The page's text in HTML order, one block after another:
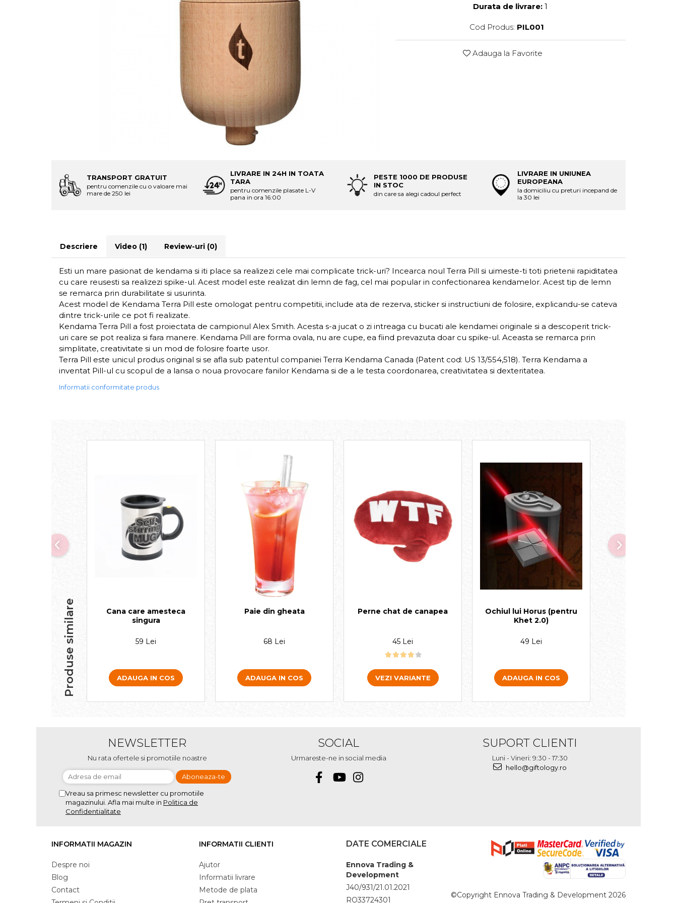
Durata de livrare: 1
Cod Produs: PIL001
Adauga la Favorite
TRANSPORT GRATUIT
pentru comenzile cu o valoare mai
mare de 250 lei
LIVRARE IN 24H IN TOATA
TARA
pentru comenzile plasate L-V
pana in ora 16:00
PESTE 1000 DE PRODUSE
IN STOC
din care sa alegi cadoul perfect
LIVRARE IN UNIUNEA
EUROPEANA
la domiciliu cu preturi incepand de
la 30 lei
Descriere Video (1) Review-uri (0)
Esti un mare pasionat de kendama si iti place sa realizezi cele mai complicate trick-uri? Incearca noul Terra Pill si uimeste-ti toti prietenii rapiditatea
cu care reusesti sa realizezi spike-ul. Acest model este realizat din lemn de fag, cel mai popular in confectionarea kendamelor. Acest tip de lemn
se remarca prin durabilitate si usurinta.
Acest model de Kendama Terra Pill este omologat pentru competitii, include ata de rezerva, sticker si instructiuni de folosire, explicandu-se cateva
dintre trick-urile ce pot fi realizate.
Kendama Terra Pill a fost proiectata de campionul Alex Smith. Acesta s-a jucat o zi intreaga cu bucati ale kendamei originale si a descoperit trick-
uri care se pot realiza si fara manere. Kendama Pill are forma ovala, nu are cupe, ea fiind prevazuta doar cu spike-ul. Aceasta se remarca prin
simplitate, creativitate si un mod de folosire foarte usor.
Terra Pill este unicul produs original si se afla sub patentul companiei Terra Kendama Canada (Patent cod: US 13/554,518). Terra Kendama a
inventat Pill-ul cu scopul de a lansa o noua provocare fanilor Kendama si de a le testa coordonarea, creativitatea si dexteritatea.
Informatii conformitate produs
Produse similare
Cana care amesteca
singura
59 Lei
ADAUGA IN COS
Paie din gheata
68 Lei
ADAUGA IN COS
Perne chat de canapea
45 Lei
VEZI VARIANTE
Ochiul lui Horus (pentru
Khet 2.0)
49 Lei
ADAUGA IN COS
NEWSLETTER
Nu rata ofertele si promotiile noastre
Vreau sa primesc newsletter cu promotiile
magazinului. Afla mai multe in Politica de
Confidentialitate
SOCIAL
Urmareste-ne in social media
SUPORT CLIENTI
Luni - Vineri: 9:30 - 17:30
hello@giftology.ro
INFORMATII MAGAZIN
Despre noi
Blog
Contact
INFORMATII CLIENTI
Ajutor
Informatii livrare
Metode de plata
DATE COMERCIALE
Ennova Trading &
Development
J40/931/21.01.2021
RO33724301
©Copyright Ennova Trading & Development 2026